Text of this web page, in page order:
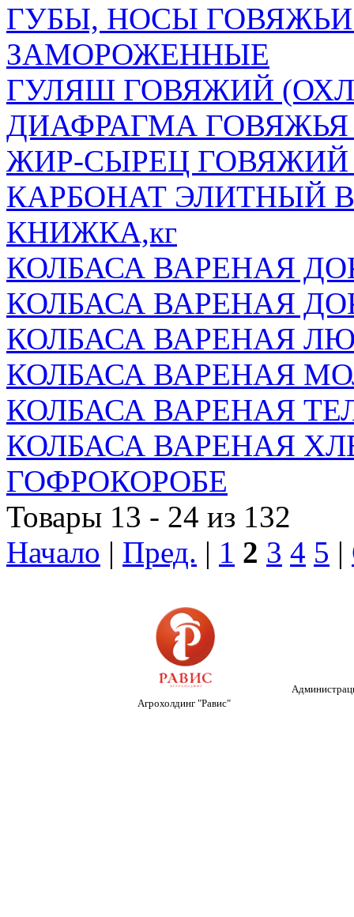
ГУБЫ, НОСЫ
ЗАМОРОЖЕННЫЕ
ГУЛЯШ ГОВЯЖИЙ
ДИАФРАГМА
ЖИР-СЫРЕЦ
КАРБОНАТ ЭЛИТНЫЙ
КНИЖКА,кг
КОЛБАСА ВАРЕНАЯ
КОЛБАСА ВАРЕНАЯ
КОЛБАСА ВАРЕНАЯ
КОЛБАСА ВАРЕНАЯ
КОЛБАСА ВАРЕНАЯ
КОЛБАСА ВАРЕНАЯ
ГОФРОКОРОБЕ
Товары 13 - 24 из 132
Начало | Пред. | 1 2 3 4 5 |
Агрохолдинг "Равис"